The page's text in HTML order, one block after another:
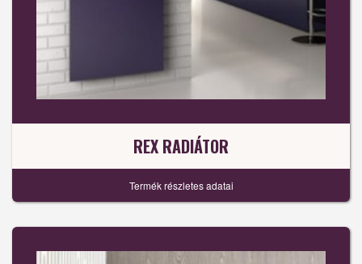
REX RADIÁTOR
Termék részletes adatai